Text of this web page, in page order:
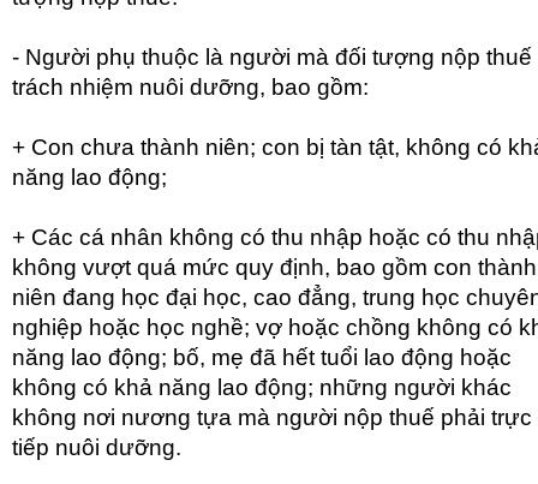
- Người phụ thuộc là người mà đối tượng nộp thuế
trách nhiệm nuôi dưỡng, bao gồm:
+ Con chưa thành niên; con bị tàn tật, không có
năng lao động;
+ Các cá nhân không có thu nhập hoặc có thu
không vượt quá mức quy định, bao gồm con thành
niên đang học đại học, cao đẳng, trung học
nghiệp hoặc học nghề; vợ hoặc chồng không có
năng lao động; bố, mẹ đã hết tuổi lao động hoặc
không có khả năng lao động; những người khác
không nơi nương tựa mà người nộp thuế phải trực
tiếp nuôi dưỡng.